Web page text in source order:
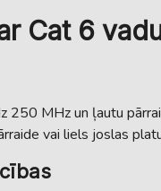
Cat 6
MHz un ļautu
vai liels joslas